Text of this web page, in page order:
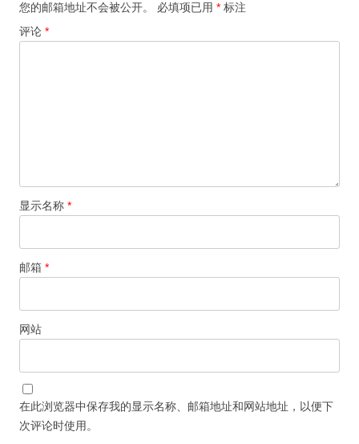
您的邮箱地址不会被公开。 必填项已用 * 标注
评论 *
显示名称 *
邮箱 *
网站
在此浏览器中保存我的显示名称、邮箱地址和网站地址，以便下
次评论时使用。